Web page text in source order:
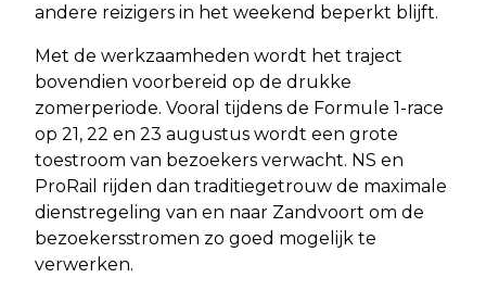
andere reizigers in het weekend beperkt blijft.
Met de werkzaamheden wordt het traject
bovendien voorbereid op de drukke
zomerperiode. Vooral tijdens de Formule 1-race
op 21, 22 en 23 augustus wordt een grote
toestroom van bezoekers verwacht. NS en
ProRail rijden dan traditiegetrouw de maximale
dienstregeling van en naar Zandvoort om de
bezoekersstromen zo goed mogelijk te
verwerken.